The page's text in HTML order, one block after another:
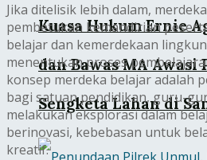
Kuasa Hukum Ernie
dan Bawas MA Awasi
Sengketa Lahan di
Jika ditelisik lebih dalam,
pembetukan kemandirian
belajar dan kemerdekaan
menentukan proses
konsep merdeka belajar adalah
bagi satuan pendidikan, guru-
melakukan eksplorasi dalam
berinovasi, kebebasan untuk
kreatif.